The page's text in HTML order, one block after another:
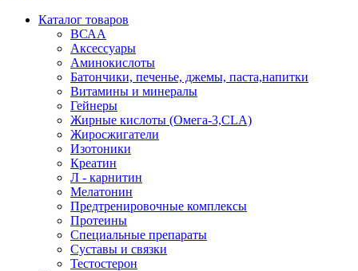
Каталог товаров
ВСАА
Аксессуары
Аминокислоты
Батончики, печенье, джемы, паста,напитки
Витамины и минералы
Гейнеры
Жирные кислоты (Омега-3,CLA)
Жиросжигатели
Изотоники
Креатин
Л - карнитин
Мелатонин
Предтренировочные комплексы
Протеины
Специальные препараты
Суставы и связки
Тестостерон